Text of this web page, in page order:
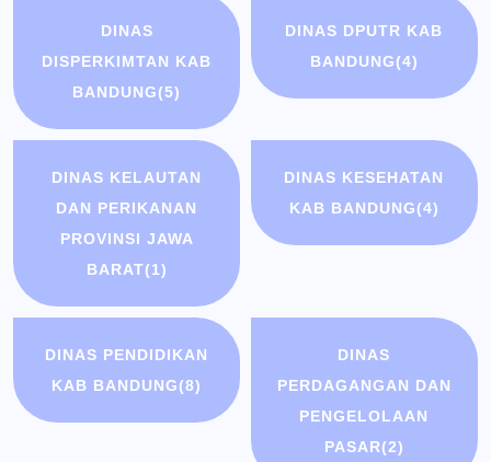
DINAS
DISPERKIMTAN KAB
BANDUNG(5)
DINAS DPUTR KAB
BANDUNG(4)
DINAS KELAUTAN
DAN PERIKANAN
PROVINSI JAWA
BARAT(1)
DINAS KESEHATAN
KAB BANDUNG(4)
DINAS PENDIDIKAN
KAB BANDUNG(8)
DINAS
PERDAGANGAN DAN
PENGELOLAAN
PASAR(2)